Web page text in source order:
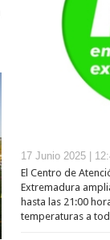
17 Junio 2025 |
El Centro de
Extremadura
hasta las 21:00
temperaturas a